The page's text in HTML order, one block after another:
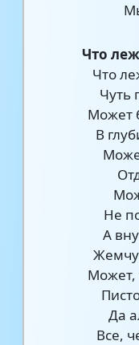
Что
Что
Чуть
Может
В
Не
А
Может,
Да
Все,